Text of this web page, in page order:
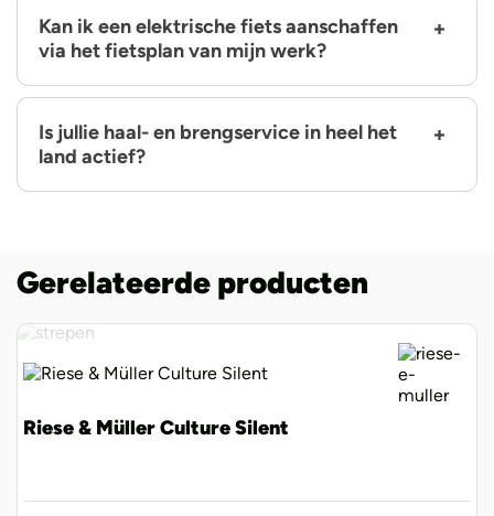
Kan ik een elektrische fiets aanschaffen
via het fietsplan van mijn werk?
Is jullie haal- en brengservice in heel het
land actief?
Gerelateerde producten
Riese & Müller Culture Silent